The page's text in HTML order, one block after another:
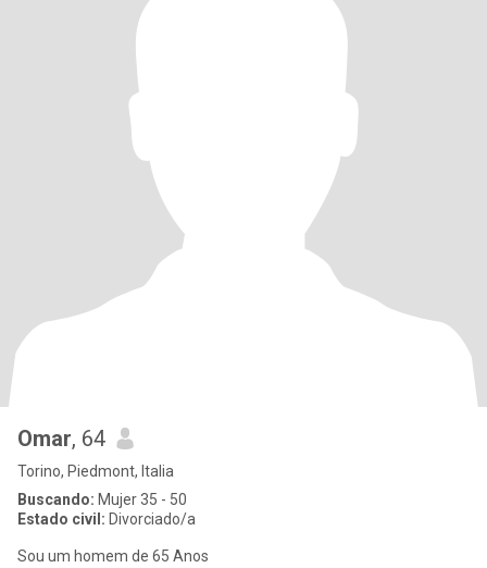
Omar, 64
Torino, Piedmont, Italia
Buscando: Mujer 35 - 50
Estado civil: Divorciado/a
Sou um homem de 65 Anos